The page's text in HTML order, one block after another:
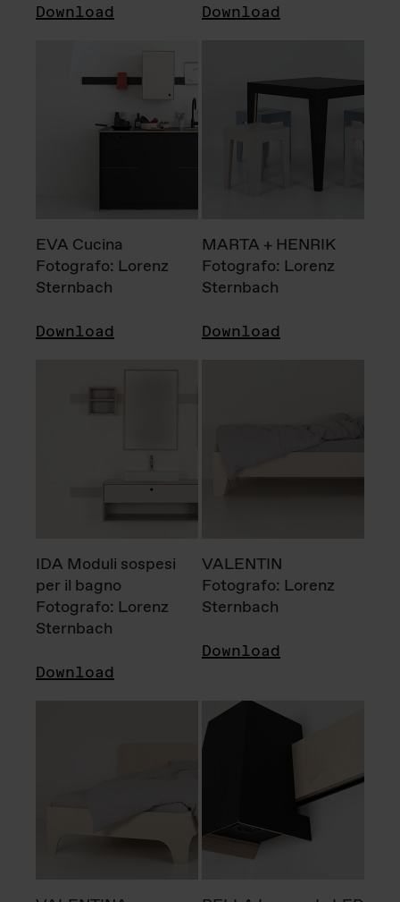
Download Download
EVA Cucina
Fotografo: Lorenz
Sternbach
Download
MARTA + HENRIK
Fotografo: Lorenz
Sternbach
Download
IDA Moduli sospesi
per il bagno
Fotografo: Lorenz
Sternbach
Download
VALENTIN
Fotografo: Lorenz
Sternbach
Download